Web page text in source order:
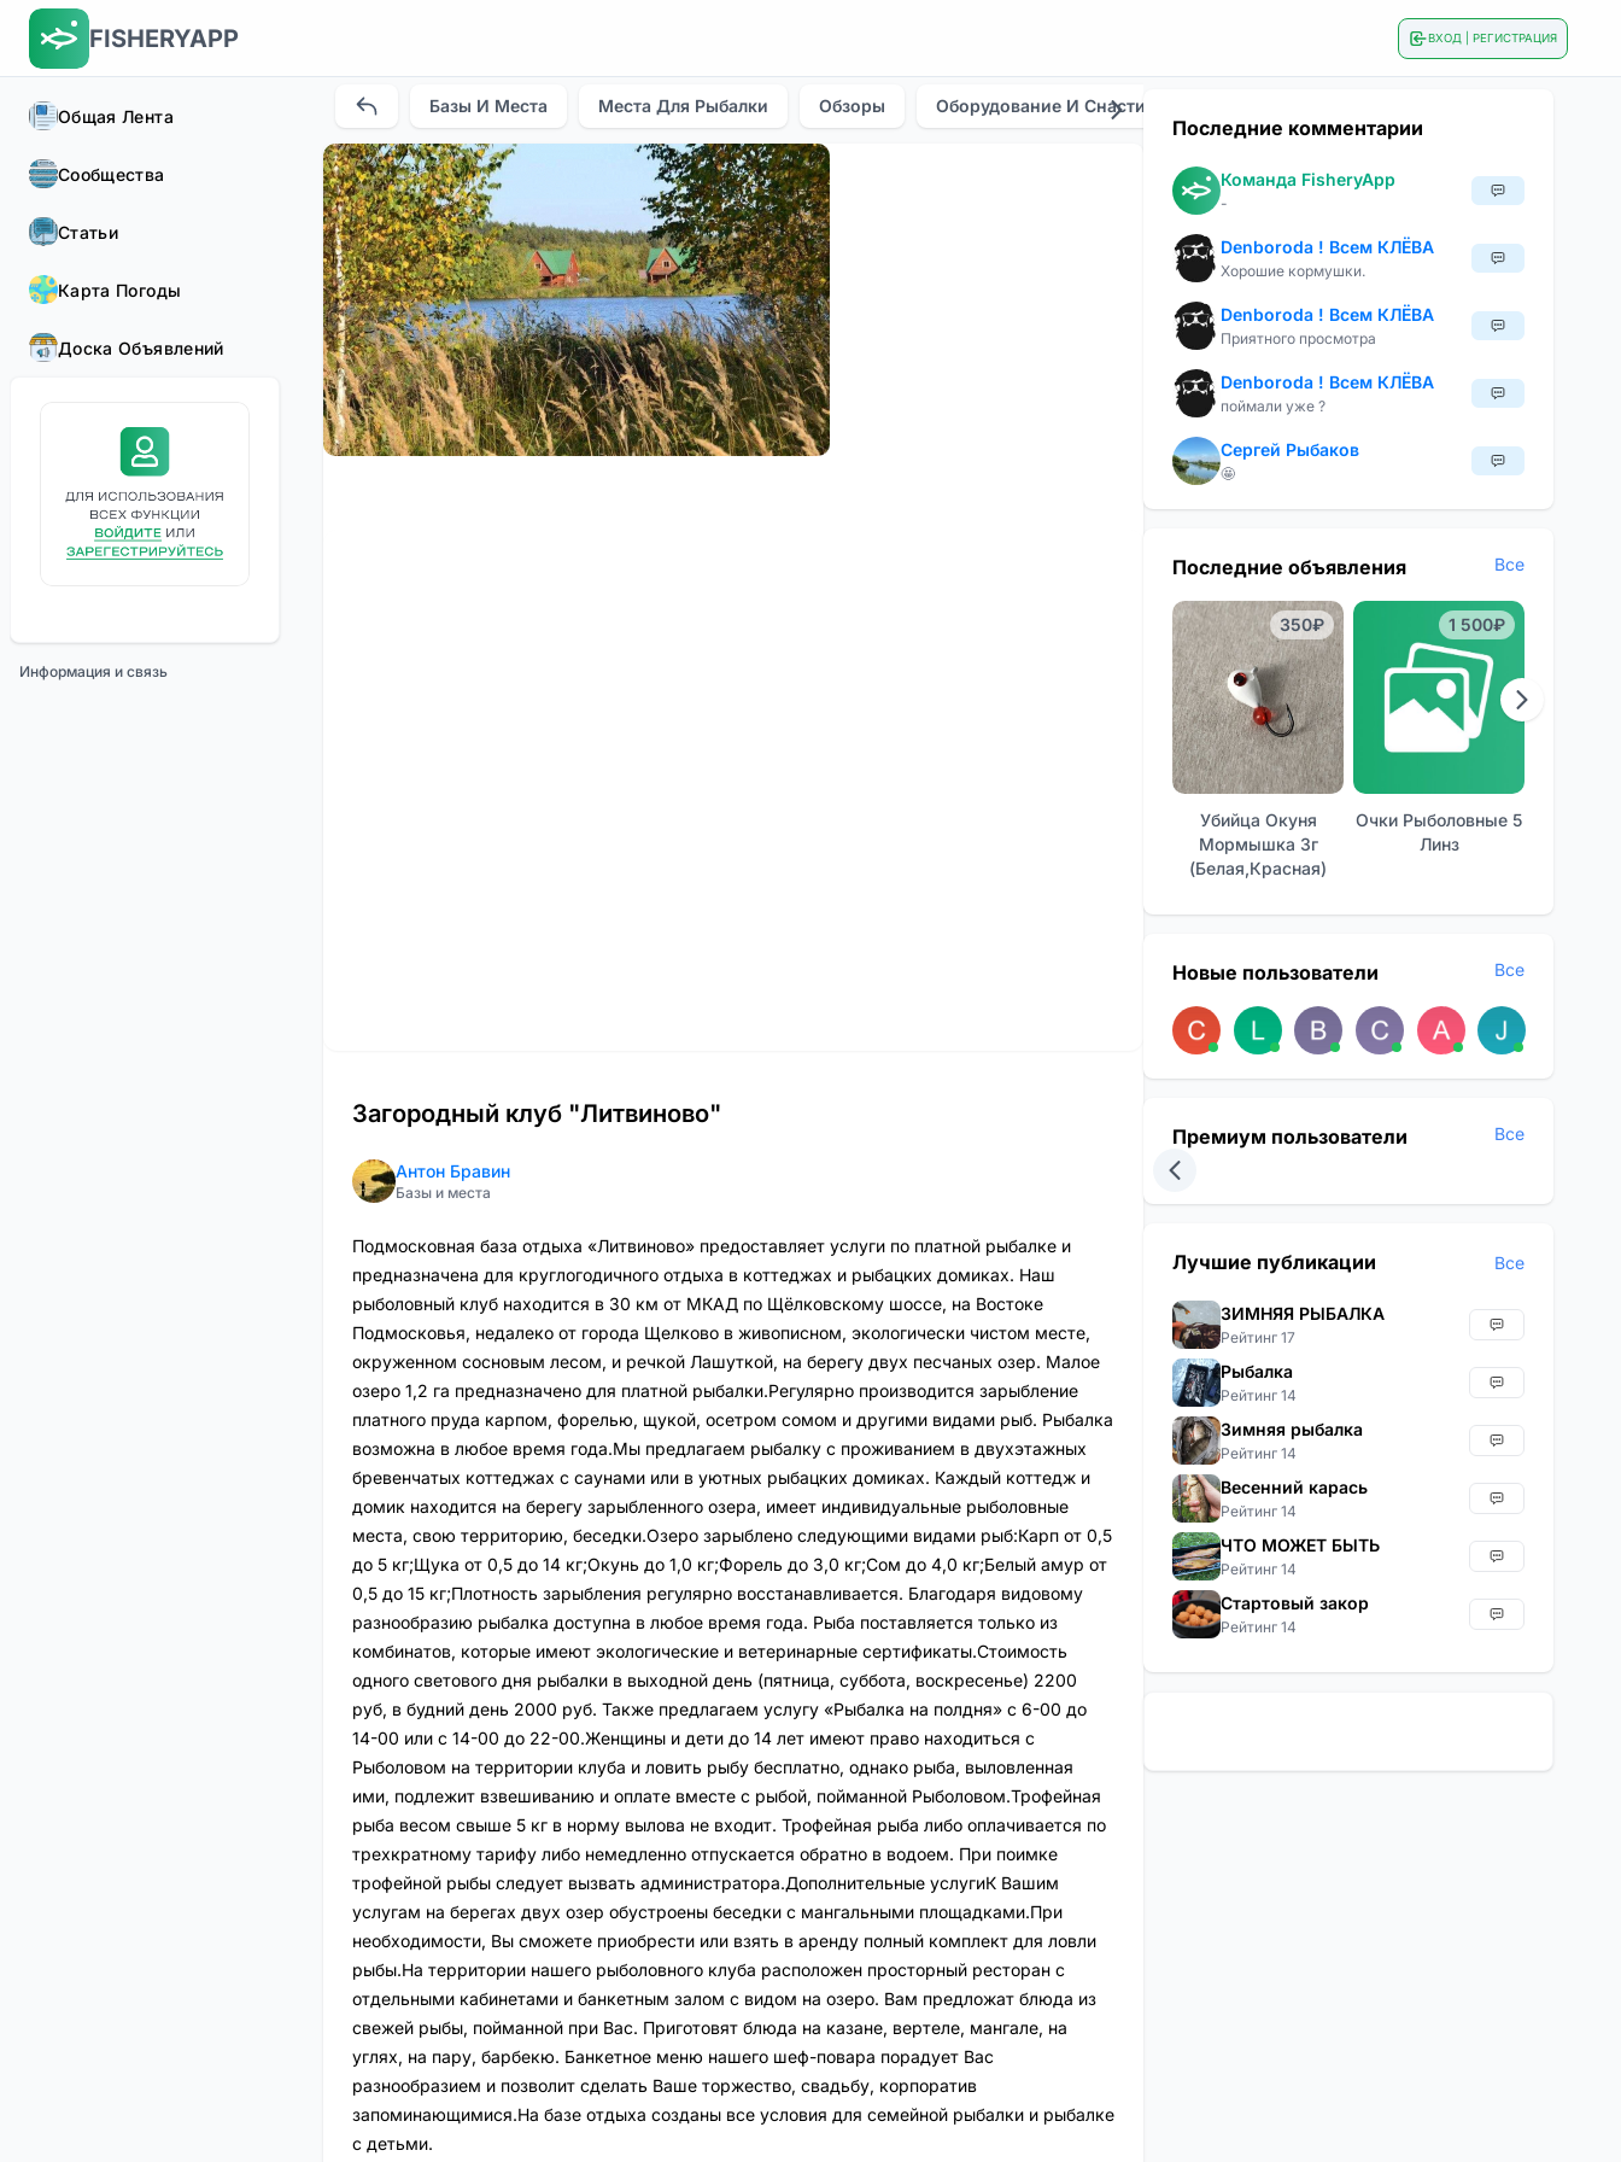
FISHERYAPP ВХОД | РЕГИСТРАЦИЯ
Общая Лента
Сообщества
Статьи
Карта Погоды
Доска Объявлений
Информация и связь
Базы И Места Места Для Рыбалки Обзоры Оборудование И Снасти
Загородный клуб "Литвиново"
Антон Бравин
Базы и места
Подмосковная база отдыха «Литвиново» предоставляет услуги по платной рыбалке и
предназначена для круглогодичного отдыха в коттеджах и рыбацких домиках. Наш
рыболовный клуб находится в 30 км от МКАД по Щёлковскому шоссе, на Востоке
Подмосковья, недалеко от города Щелково в живописном, экологически чистом месте,
окруженном сосновым лесом, и речкой Лашуткой, на берегу двух песчаных озер. Малое
озеро 1,2 га предназначено для платной рыбалки.Регулярно производится зарыбление
платного пруда карпом, форелью, щукой, осетром сомом и другими видами рыб. Рыбалка
возможна в любое время года.Мы предлагаем рыбалку с проживанием в двухэтажных
бревенчатых коттеджах с саунами или в уютных рыбацких домиках. Каждый коттедж и
домик находится на берегу зарыбленного озера, имеет индивидуальные рыболовные
места, свою территорию, беседки.Озеро зарыблено следующими видами рыб:Карп от 0,5
до 5 кг;Щука от 0,5 до 14 кг;Окунь до 1,0 кг;Форель до 3,0 кг;Сом до 4,0 кг;Белый амур от
0,5 до 15 кг;Плотность зарыбления регулярно восстанавливается. Благодаря видовому
разнообразию рыбалка доступна в любое время года. Рыба поставляется только из
комбинатов, которые имеют экологические и ветеринарные сертификаты.Стоимость
одного светового дня рыбалки в выходной день (пятница, суббота, воскресенье) 2200
руб, в будний день 2000 руб. Также предлагаем услугу «Рыбалка на полдня» с 6-00 до
14-00 или с 14-00 до 22-00.Женщины и дети до 14 лет имеют право находиться с
Рыболовом на территории клуба и ловить рыбу бесплатно, однако рыба, выловленная
ими, подлежит взвешиванию и оплате вместе с рыбой, пойманной Рыболовом.Трофейная
рыба весом свыше 5 кг в норму вылова не входит. Трофейная рыба либо оплачивается по
трехкратному тарифу либо немедленно отпускается обратно в водоем. При поимке
трофейной рыбы следует вызвать администратора.Дополнительные услугиК Вашим
услугам на берегах двух озер обустроены беседки с мангальными площадками.При
необходимости, Вы сможете приобрести или взять в аренду полный комплект для ловли
рыбы.На территории нашего рыболовного клуба расположен просторный ресторан с
отдельными кабинетами и банкетным залом с видом на озеро. Вам предложат блюда из
свежей рыбы, пойманной при Вас. Приготовят блюда на казане, вертеле, мангале, на
углях, на пару, барбекю. Банкетное меню нашего шеф-повара порадует Вас
разнообразием и позволит сделать Ваше торжество, свадьбу, корпоратив
запоминающимися.На базе отдыха созданы все условия для семейной рыбалки и рыбалке
с детьми.
Последние комментарии
Команда FisheryApp
-
Denboroda ! Всем КЛЁВА
Хорошие кормушки.
Denboroda ! Всем КЛЁВА
Приятного просмотра
Denboroda ! Всем КЛЁВА
поймали уже ?
Сергей Рыбаков
🤩
Последние объявления Все
350₽
Убийца Окуня
Мормышка 3г
(белая,красная)
1 500₽
Очки Рыболовные 5
Линз
Новые пользователи Все
Премиум пользователи Все
Лучшие публикации Все
ЗИМНЯЯ РЫБАЛКА
Рейтинг 17
Рыбалка
Рейтинг 14
Зимняя рыбалка
Рейтинг 14
Весенний карась
Рейтинг 14
ЧТО МОЖЕТ БЫТЬ
Рейтинг 14
Стартовый закор
Рейтинг 14